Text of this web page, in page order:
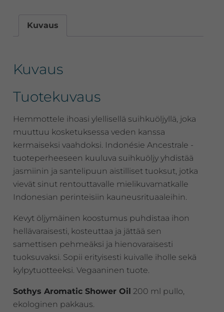
suihkuöljy
Kuvaus
Kuvaus
Tuotekuvaus
Hemmottele ihoasi ylellisellä suihkuöljyllä, joka
muuttuu kosketuksessa veden kanssa
kermaiseksi vaahdoksi. Indonésie Ancestrale -
tuoteperheeseen kuuluva suihkuöljy yhdistää
jasmiinin ja santelipuun aistilliset tuoksut, jotka
vievät sinut rentouttavalle mielikuvamatkalle
Indonesian perinteisiin kauneusrituaaleihin.
Kevyt öljymäinen koostumus puhdistaa ihon
hellävaraisesti, kosteuttaa ja jättää sen
samettisen pehmeäksi ja hienovaraisesti
tuoksuvaksi. Sopii erityisesti kuivalle iholle sekä
kylpytuotteeksi. Vegaaninen tuote.
Sothys Aromatic Shower Oil 200 ml pullo,
ekologinen pakkaus.